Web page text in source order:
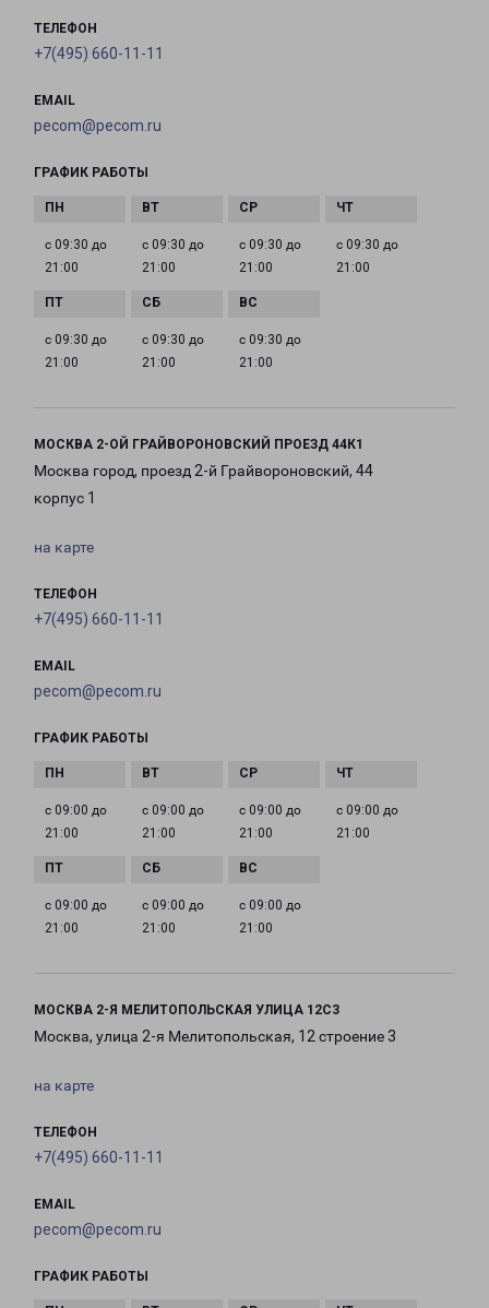
ТЕЛЕФОН
+7(495) 660-11-11
EMAIL
pecom@pecom.ru
ГРАФИК РАБОТЫ
с 09:30 до
21:00
с 09:30 до
21:00
с 09:30 до
21:00
с 09:30 до
21:00
с 09:30 до
21:00
с 09:30 до
21:00
с 09:30 до
21:00
МОСКВА 2-ОЙ ГРАЙВОРОНОВСКИЙ ПРОЕЗД 44К1
Москва город, проезд 2-й Грайвороновский, 44
корпус 1
на карте
ТЕЛЕФОН
+7(495) 660-11-11
EMAIL
pecom@pecom.ru
ГРАФИК РАБОТЫ
с 09:00 до
21:00
с 09:00 до
21:00
с 09:00 до
21:00
с 09:00 до
21:00
с 09:00 до
21:00
с 09:00 до
21:00
с 09:00 до
21:00
МОСКВА 2-Я МЕЛИТОПОЛЬСКАЯ УЛИЦА 12С3
Москва, улица 2-я Мелитопольская, 12 строение 3
на карте
ТЕЛЕФОН
+7(495) 660-11-11
EMAIL
pecom@pecom.ru
ГРАФИК РАБОТЫ